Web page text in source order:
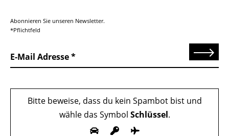
Abonnieren Sie unseren Newsletter.
*Pflichtfeld
E-Mail Adresse Senden
Bitte beweise, dass du kein Spambot bist und
wähle das Symbol Schlüssel.